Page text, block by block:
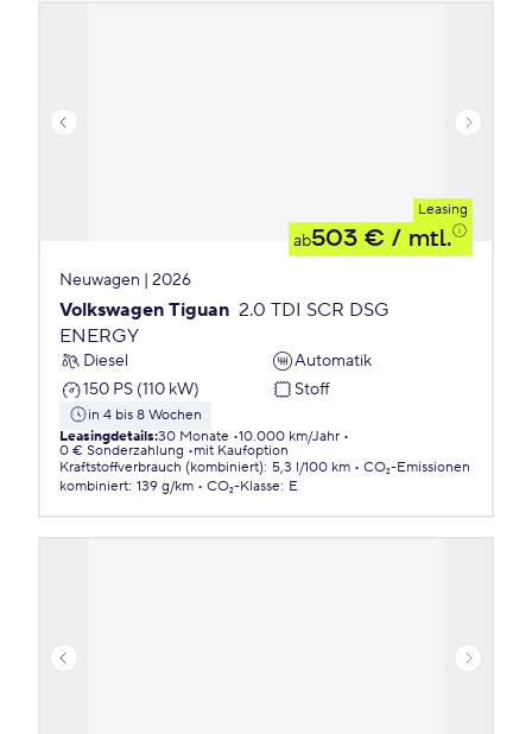
Leasing
ab503 € / mtl.
Neuwagen | 2026
Volkswagen Tiguan 2.0 TDI SCR DSG
ENERGY
Diesel
Automatik
150 PS (110 kW)
Stoff
in 4 bis 8 Wochen
Leasingdetails:30 Monate 10.000 km/Jahr
0 € Sonderzahlung
mit Kaufoption
Kraftstoffverbrauch (kombiniert): 5,3 l/100 km
CO₂-Emissionen
kombiniert: 139 g/km CO₂-Klasse: E